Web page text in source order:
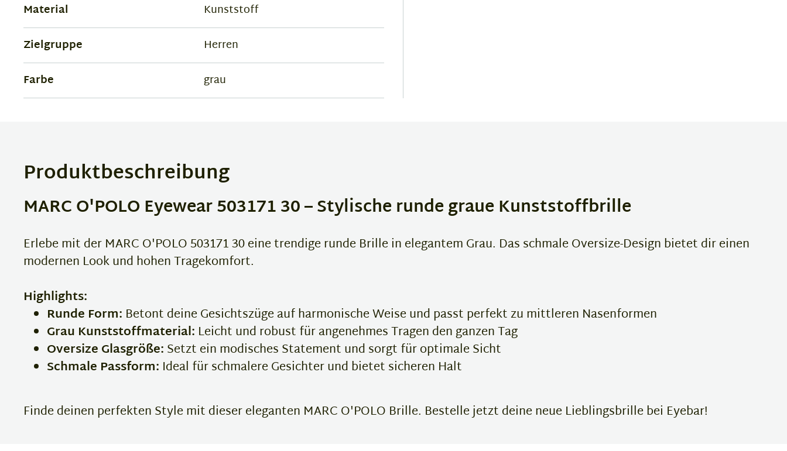
Material
Kunststoff
Zielgruppe
Herren
Farbe
grau
Produktbeschreibung
MARC O'POLO Eyewear 503171 30 – Stylische runde graue Kunststoffbrille
Erlebe mit der MARC O'POLO 503171 30 eine trendige runde Brille in elegantem Grau. Das schmale Oversize-Design bietet dir einen
modernen Look und hohen Tragekomfort.
Highlights:
Runde Form: Betont deine Gesichtszüge auf harmonische Weise und passt perfekt zu mittleren Nasenformen
Grau Kunststoffmaterial: Leicht und robust für angenehmes Tragen den ganzen Tag
Oversize Glasgröße:Setzt ein modisches Statement und sorgt für optimale Sicht
Schmale Passform: Ideal für schmalere Gesichter und bietet sicheren Halt
Finde deinen perfekten Style mit dieser eleganten MARC O'POLO Brille. Bestelle jetzt deine neue Lieblingsbrille bei Eyebar!